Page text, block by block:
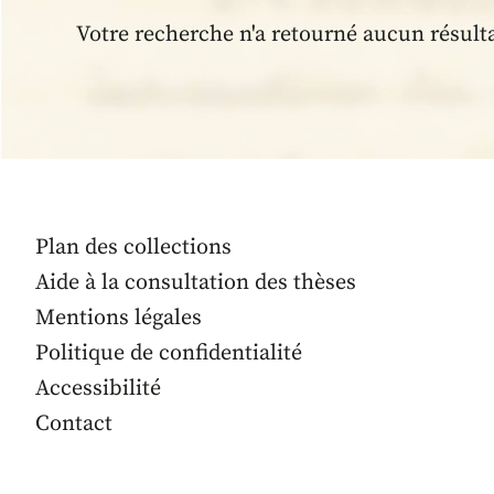
Votre recherche n'a retourné aucun
Plan des collections
Aide à la consultation des thèses
Mentions légales
Politique de confidentialité
Accessibilité
Contact